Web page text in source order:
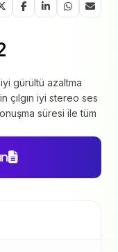
gürültü azaltma
çılgın iyi stereo ses
süresi ile tüm